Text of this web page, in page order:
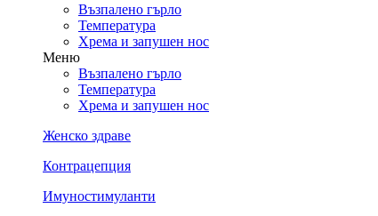
Възпалено гърло
Температура
Хрема и запушен нос
Меню
Възпалено гърло
Температура
Хрема и запушен нос
Женско здраве
Контрацепция
Имуностимуланти